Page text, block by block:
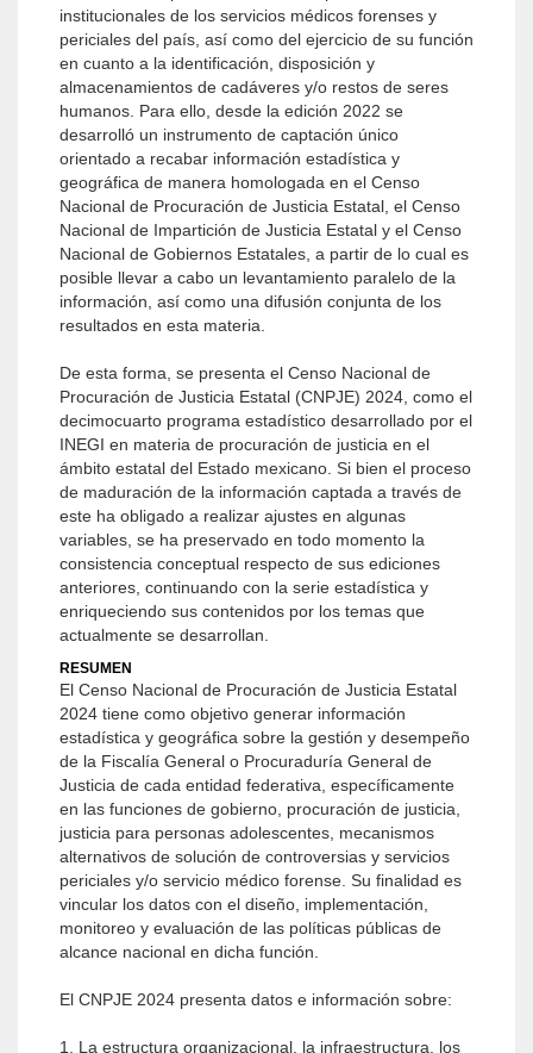
institucionales de los servicios médicos forenses y
periciales del país, así como del ejercicio de su función
en cuanto a la identificación, disposición y
almacenamientos de cadáveres y/o restos de seres
humanos. Para ello, desde la edición 2022 se
desarrolló un instrumento de captación único
orientado a recabar información estadística y
geográfica de manera homologada en el Censo
Nacional de Procuración de Justicia Estatal, el Censo
Nacional de Impartición de Justicia Estatal y el Censo
Nacional de Gobiernos Estatales, a partir de lo cual es
posible llevar a cabo un levantamiento paralelo de la
información, así como una difusión conjunta de los
resultados en esta materia.
De esta forma, se presenta el Censo Nacional de
Procuración de Justicia Estatal (CNPJE) 2024, como el
decimocuarto programa estadístico desarrollado por el
INEGI en materia de procuración de justicia en el
ámbito estatal del Estado mexicano. Si bien el proceso
de maduración de la información captada a través de
este ha obligado a realizar ajustes en algunas
variables, se ha preservado en todo momento la
consistencia conceptual respecto de sus ediciones
anteriores, continuando con la serie estadística y
enriqueciendo sus contenidos por los temas que
actualmente se desarrollan.
RESUMEN
El Censo Nacional de Procuración de Justicia Estatal
2024 tiene como objetivo generar información
estadística y geográfica sobre la gestión y desempeño
de la Fiscalía General o Procuraduría General de
Justicia de cada entidad federativa, específicamente
en las funciones de gobierno, procuración de justicia,
justicia para personas adolescentes, mecanismos
alternativos de solución de controversias y servicios
periciales y/o servicio médico forense. Su finalidad es
vincular los datos con el diseño, implementación,
monitoreo y evaluación de las políticas públicas de
alcance nacional en dicha función.
El CNPJE 2024 presenta datos e información sobre:
1. La estructura organizacional, la infraestructura, los